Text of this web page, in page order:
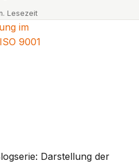
Lesezeit
Darstellung der